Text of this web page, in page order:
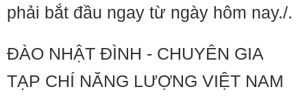
phải bắt đầu ngay từ ngày hôm nay./.
ĐÀO NHẬT ĐÌNH - CHUYÊN GIA
TẠP CHÍ NĂNG LƯỢNG VIỆT NAM